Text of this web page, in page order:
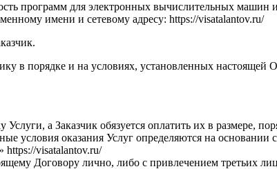
программ для электронных вычислительных
имени и сетевому адресу: https://visatalantov.ru/
в порядке и на условиях, установленных настоящей
Услуги, а Заказчик обязуется оплатить их в размере,
условия оказания Услуг определяются на
https://visatalantov.ru/
Договору лично, либо с привлечением третьих